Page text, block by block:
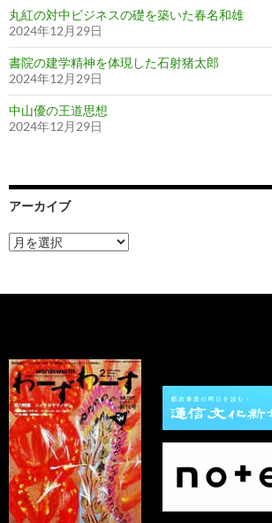
丸紅の対中ビジネスの礎を築いた春名和雄
2024年12月29日
書院の建学精神を体現した石射猪太郎
2024年12月29日
中山優の王道思想
2024年12月29日
アーカイブ
ア
ー